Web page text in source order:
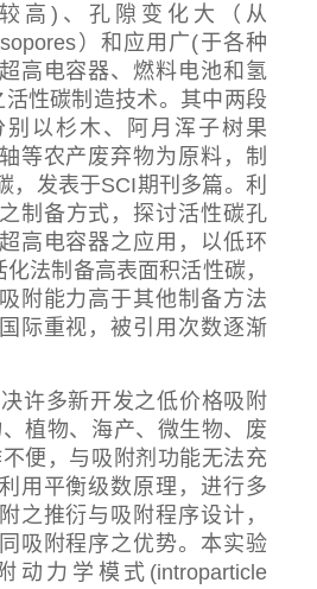
高 ) 、孔隙变化大（从
）和应用广(于各种
高电容器、燃料电池和氢
活性碳制造技术。其中两段
别以杉木、阿月浑子树果
等农产废弃物为原料，制
，发表于SCI期刊多篇。利
之制备方式，探讨活性碳孔
高电容器之应用，以低环
化法制备高表面积活性碳，
附能力高于其他制备方法
际重视，被引用次数逐渐
许多新开发之低价格吸附
植物、海产、微生物、废
便，与吸附剂功能无法充
用平衡级数原理，进行多
之推衍与吸附程序设计，
吸附程序之优势。本实验
动力学模式 (introparticle